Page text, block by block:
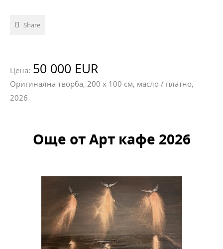
Share
Цена: 50 000 EUR
Оригинална творба, 200 х 100 см, масло / платно,
2026
Още от Арт кафе 2026